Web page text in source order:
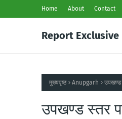
Home About Contact
Report Exclusive
मुख्यपृष्ठ Anupgarh उपखण्ड
उपखण्ड स्तर